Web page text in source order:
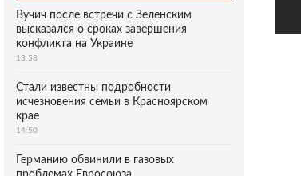
Вучич после встречи с Зеленским
высказался о сроках завершения
конфликта на Украине
13:58
Стали известны подробности
исчезновения семьи в Красноярском
крае
14:50
Германию обвинили в газовых